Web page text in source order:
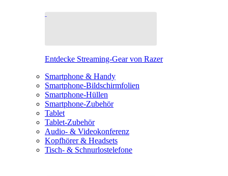
Entdecke Streaming-Gear von Razer
Smartphone & Handy
Smartphone-Bildschirmfolien
Smartphone-Hüllen
Smartphone-Zubehör
Tablet
Tablet-Zubehör
Audio- & Videokonferenz
Kopfhörer & Headsets
Tisch- & Schnurlostelefone